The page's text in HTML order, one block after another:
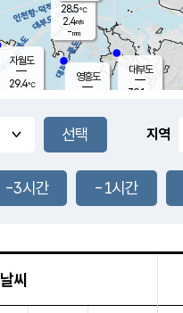
풍도
1.7m/s
28.5℃
2.4m/s
-mm
영흥도
자월도
29.4℃
대부도
30.1
지역
-3시간 -1시간
날씨